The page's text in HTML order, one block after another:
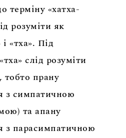
терміну «хатха-
розуміти як
«тха». Під
слід розуміти
тобто прану
з симпатичною
та апану
з парасимпатичною